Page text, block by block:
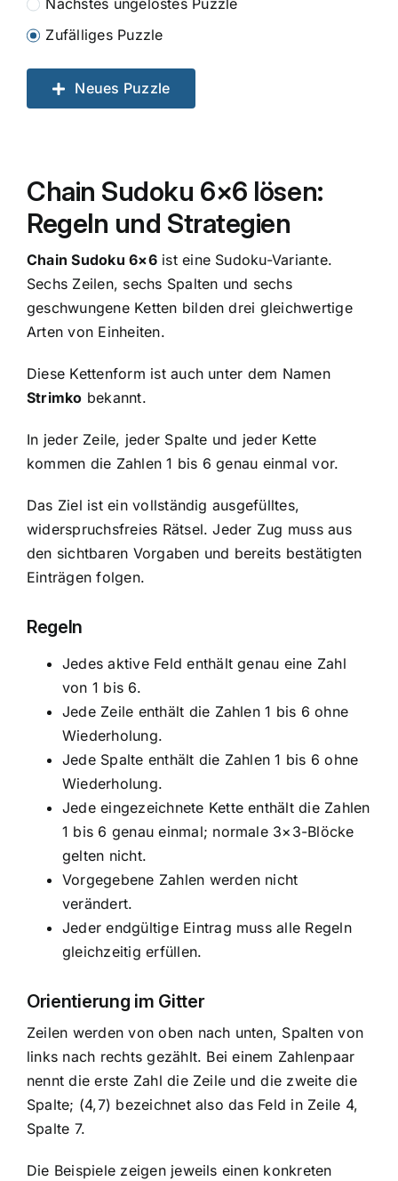
Nächstes ungelöstes Puzzle
Zufälliges Puzzle
Neues Puzzle
Chain Sudoku 6×6 lösen:
Regeln und Strategien
Chain Sudoku 6×6ist eine Sudoku-Variante.
Sechs Zeilen, sechs Spalten und sechs
geschwungene Ketten bilden drei gleichwertige
Arten von Einheiten.
Diese Kettenform ist auch unter dem Namen
Strimko bekannt.
In jeder Zeile, jeder Spalte und jeder Kette
kommen die Zahlen 1 bis 6 genau einmal vor.
Das Ziel ist ein vollständig ausgefülltes,
widerspruchsfreies Rätsel. Jeder Zug muss aus
den sichtbaren Vorgaben und bereits bestätigten
Einträgen folgen.
Regeln
Jedes aktive Feld enthält genau eine Zahl
von 1 bis 6.
Jede Zeile enthält die Zahlen 1 bis 6 ohne
Wiederholung.
Jede Spalte enthält die Zahlen 1 bis 6 ohne
Wiederholung.
Jede eingezeichnete Kette enthält die Zahlen
1 bis 6 genau einmal; normale 3×3-Blöcke
gelten nicht.
Vorgegebene Zahlen werden nicht
verändert.
Jeder endgültige Eintrag muss alle Regeln
gleichzeitig erfüllen.
Orientierung im Gitter
Zeilen werden von oben nach unten, Spalten von
links nach rechts gezählt. Bei einem Zahlenpaar
nennt die erste Zahl die Zeile und die zweite die
Spalte; (4,7) bezeichnet also das Feld in Zeile 4,
Spalte 7.
Die Beispiele zeigen jeweils einen konkreten